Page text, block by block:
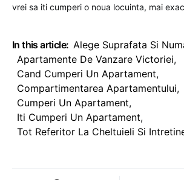
vrei sa iti cumperi o noua locuinta, mai
In this article: Alege Suprafata Si
Apartamente De Vanzare Victoriei,
Cand Cumperi Un Apartament,
Compartimentarea Apartamentului,
Cumperi Un Apartament,
Iti Cumperi Un Apartament,
Tot Referitor La Cheltuieli Si